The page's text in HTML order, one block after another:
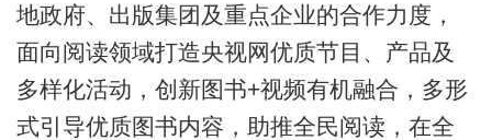
地政府、出版集团及重点企业的合作力度，
面向阅读领域打造央视网优质节目、产品及
多样化活动，创新图书+视频有机融合，多形
式引导优质图书内容，助推全民阅读，在全